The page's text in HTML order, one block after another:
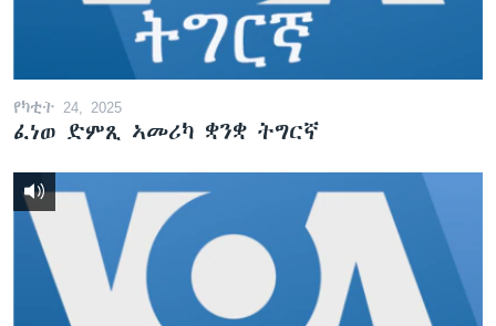
የካቲት 24, 2025
ፈነወ ድምጺ ኣመሪካ ቋንቋ ትግርኛ